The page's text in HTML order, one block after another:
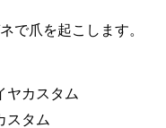
で爪を起こします。
スタム